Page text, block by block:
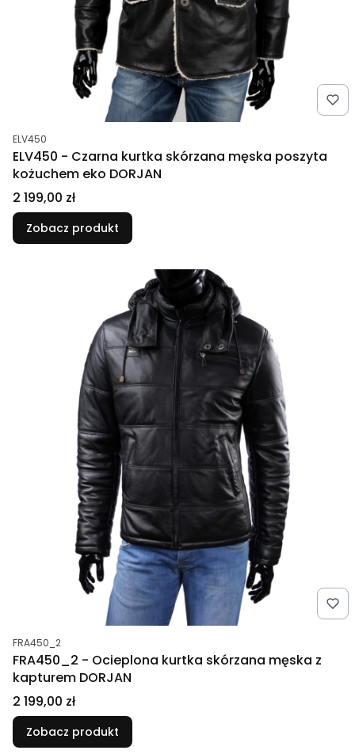
Kod produktu
ELV450
ELV450 - Czarna kurtka skórzana męska poszyta
kożuchem eko DORJAN
Cena
2 199,00 zł
Zobacz produkt
Kod produktu
FRA450_2
FRA450_2 - Ocieplona kurtka skórzana męska z
kapturem DORJAN
Cena
2 199,00 zł
Zobacz produkt